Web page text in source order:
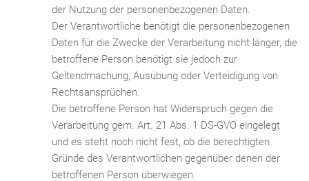
der Nutzung der personenbezogenen Daten.
Der Verantwortliche benötigt die personenbezogenen
Daten für die Zwecke der Verarbeitung nicht länger, die
betroffene Person benötigt sie jedoch zur
Geltendmachung, Ausübung oder Verteidigung von
Rechtsansprüchen.
Die betroffene Person hat Widerspruch gegen die
Verarbeitung gem. Art. 21 Abs. 1 DS-GVO eingelegt
und es steht noch nicht fest, ob die berechtigten
Gründe des Verantwortlichen gegenüber denen der
betroffenen Person überwiegen.